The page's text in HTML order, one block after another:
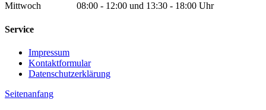
Mittwoch 08:00 - 12:00 und 13:30 - 18:00 Uhr
Service
Impressum
Kontaktformular
Datenschutzerklärung
Seitenanfang